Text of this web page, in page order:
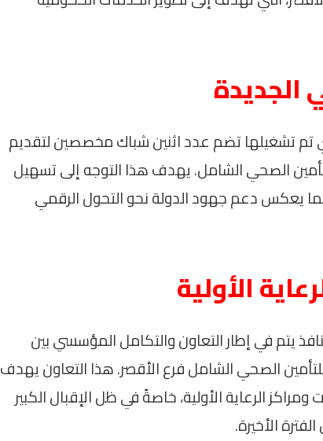
الجديدة
تم تشغيلها تضم عدد اثنين شباك مخصصين لتقديم
الصحي الشامل. يهدف هذا التوجه إلى تسهيل
يعكس دعم جهود الدولة نحو التحول الرقمي
الأولية
يتم في إطار التعاون والتكامل المؤسسي بين
الصحي الشامل فرع الأقصر. هذا التعاون يهدف
الرعاية الأولية، خاصةً في ظل الإقبال الكبير
الأخيرة.